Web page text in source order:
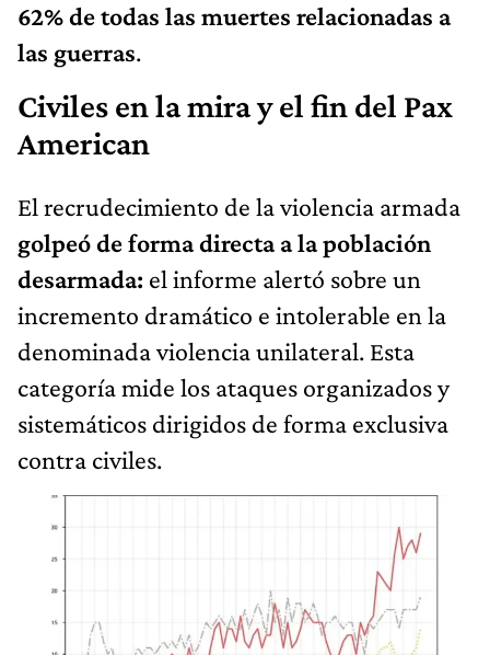
62% de todas las muertes relacionadas a
las guerras.
Civiles en la mira y el fin del Pax
American
El recrudecimiento de la violencia armada
golpeó de forma directa a la población
desarmada: el informe alertó sobre un
incremento dramático e intolerable en la
denominada violencia unilateral. Esta
categoría mide los ataques organizados y
sistemáticos dirigidos de forma exclusiva
contra civiles.